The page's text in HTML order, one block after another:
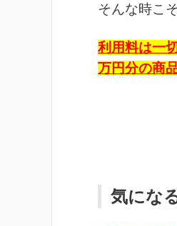
そんな時こ
利用料は一
万円分の商
気にな